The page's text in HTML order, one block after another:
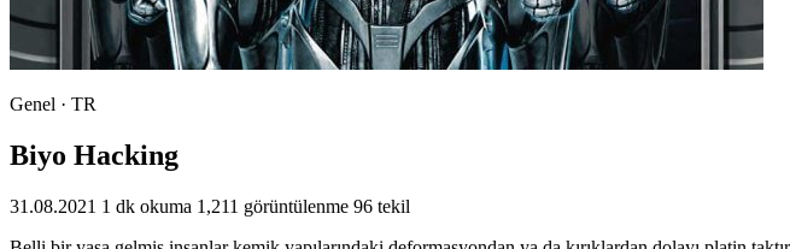
Genel · TR
Biyo Hacking
31.08.2021 1 dk okuma 1,211 görüntülenme 96 tekil